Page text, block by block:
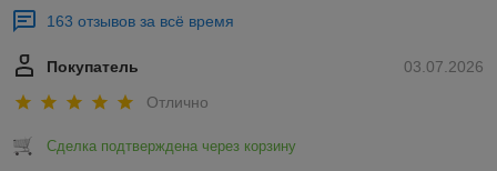
163 отзывов за всё время
03.07.2026
Покупатель
Отлично
Сделка подтверждена через корзину